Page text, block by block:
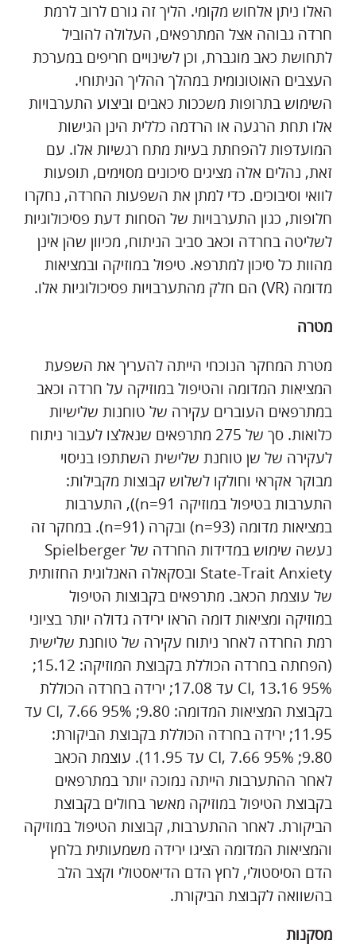
האלו ניתן אלחוש מקומי. הליך זה גורם לרוב לרמת
חרדה גבוהה אצל המתרפאים, העלולה להוביל
לתחושת כאב מוגברת, וכן לשינויים חריפים במערכת
העצבים האוטונומית במהלך ההליך הניתוחי.
השימוש בתרופות משככות כאבים וביצוע התערבויות
אלו תחת הרגעה או הרדמה כללית הינן הגישות
המועדפות להפחתת בעיות מתח רגשיות אלו. עם
זאת, נהלים אלה מציגים סיכונים מסוימים, תופעות
לוואי וסיבוכים. כדי למתן את השפעות החרדה, נחקרו
חלופות, כגון התערבויות של הסחות דעת פסיכולוגיות
לשליטה בחרדה וכאב סביב הניתוח, מכיוון שהן אינן
מהוות כל סיכון למתרפא. טיפול במוזיקה ובמציאות
מדומה (VR) הם חלק מהתערבויות פסיכולוגיות אלו.
מטרה
מטרת המחקר הנוכחי הייתה להעריך את השפעת
המציאות המדומה והטיפול במוזיקה על חרדה וכאב
במתרפאים העוברים עקירה של טוחנות שלישיות
כלואות. סך של 275 מתרפאים שנאלצו לעבור ניתוח
לעקירה של שן טוחנת שלישית השתתפו בניסוי
מבוקר אקראי וחולקו לשלוש קבוצות מקבילות:
התערבות בטיפול במוזיקה n=91)), התערבות
במציאות מדומה (n=93) ובקרה (n=91). במחקר זה
נעשה שימוש במדידות החרדה של Spielberger
State-Trait Anxiety ובסקאלה האנלוגית החזותית
של עוצמת הכאב. מתרפאים בקבוצות הטיפול
במוזיקה ומציאות דומה הראו ירידה גדולה יותר בציוני
רמת החרדה לאחר ניתוח עקירה של טוחנת שלישית
(הפחתה בחרדה הכוללת בקבוצת המוזיקה: 15.12;
95% CI, 13.16 עד 17.08; ירידה בחרדה הכוללת
בקבוצת המציאות המדומה: 9.80; 95% CI, 7.66 עד
11.95; ירידה בחרדה הכוללת בקבוצת הביקורת:
9.80; 95% CI, 7.66 עד 11.95). עוצמת הכאב
לאחר ההתערבות הייתה נמוכה יותר במתרפאים
בקבוצת הטיפול במוזיקה מאשר בחולים בקבוצת
הביקורת. לאחר ההתערבות, קבוצות הטיפול במוזיקה
והמציאות המדומה הציגו ירידה משמעותית בלחץ
הדם הסיסטולי, לחץ הדם הדיאסטולי וקצב הלב
בהשוואה לקבוצת הביקורת.
מסקנות